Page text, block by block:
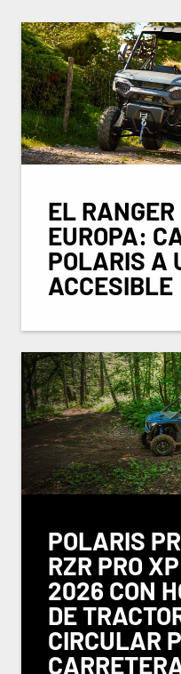
EL
EUROPA:
POLARIS A
ACCESIBLE
POLARIS
RZR PRO
2026 CON
DE
CIRCULAR